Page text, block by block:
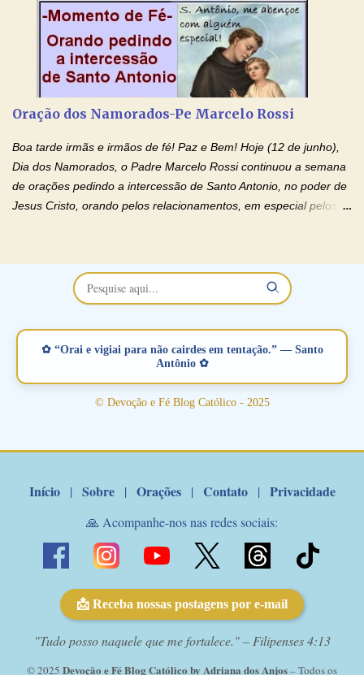
no programa de rádio Momento de Fé, pela cura dos
relacionamentos. Seu relacionamento está doente? Você está
sofrendo? Então ouça o Momento de Fé e entre nesta corrente
de orações abençoadas, d eixe o Amor Ágape de Jesus curar e
restaurar você e seu relacionamento. Adriana-Devoção e Fé
separados, devido ao envolvimento de outras pessoas no
relacionamento e que minaram, espiritualmente, a relação do
casal. Vamos orar (coloque o seu esposo ou esposa diante de
Deus). "Senhor Jesus, restaura os laços ...
Oração dos Namorados-Pe Marcelo Rossi
Boa tarde irmãs e irmãos de fé! Paz e Bem! Hoje (12 de junho),
Dia dos Namorados, o Padre Marcelo Rossi continuou a semana
de orações pedindo a intercessão de Santo Antonio, no poder de
Jesus Cristo, orando pelos relacionamentos, em especial pelos
maravilhosos cartões que coloquei aqui para vocês. Não perca
esta abençoada semana no Momento de Fé do Padre Marcelo,
vamos juntos formar esta forte corrente de orações. Você que
verdadeiro, ou que está com problemas no relacionamento
amoroso, creia na poderosa intercessão deste santo amigo:
Santo Antonio! Tenha fé, não desista, pois ele intercede por nós
junto a Jesus! Fique no Amor Ágape de Jesus e no Amor Materno
✿ “Orai e vigiai para não cairdes em tentação.” — Santo
Antônio ✿
© Devoção e Fé Blog Católico - 2025
Início | Sobre | Orações | Contato | Privacidade
🙏 Acompanhe-nos nas redes sociais:
📩 Receba nossas postagens por e-mail
"Tudo posso naquele que me fortalece." – Filipenses 4:13
© 2025 Devoção e Fé Blog Católico by Adriana dos Anjos– Todos os